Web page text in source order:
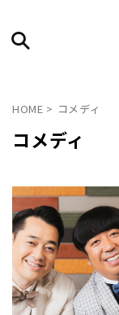
HOME > コメディ
コメディ